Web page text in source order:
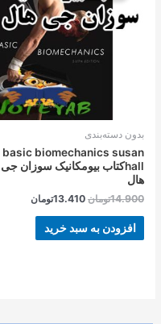
بدون دسته‌بندی
basic biomechanics susan
hallکتاب بیومکانیک سوزان جی
هال
14.900تومان
بود.
13.410تومان
است.
افزودن به سبد خرید